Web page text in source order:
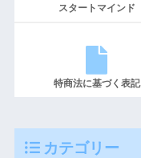
スタートマインド
特商法に基づく表記
カテゴリー